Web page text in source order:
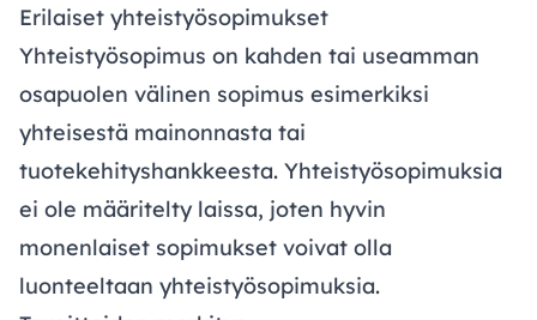
Erilaiset yhteistyösopimukset
Yhteistyösopimus on kahden tai useamman
osapuolen välinen sopimus esimerkiksi
yhteisestä mainonnasta tai
tuotekehityshankkeesta. Yhteistyösopimuksia
ei ole määritelty laissa, joten hyvin
monenlaiset sopimukset voivat olla
luonteeltaan yhteistyösopimuksia.